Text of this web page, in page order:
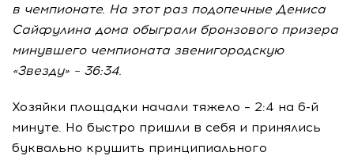
в чемпионате. На этот раз подопечные Дениса
Сайфулина дома обыграли бронзового призера
минувшего чемпионата звенигородскую
«Звезду» – 36:34.
Хозяйки площадки начали тяжело – 2:4 на 6-й
минуте. Но быстро пришли в себя и принялись
буквально крушить принципиального